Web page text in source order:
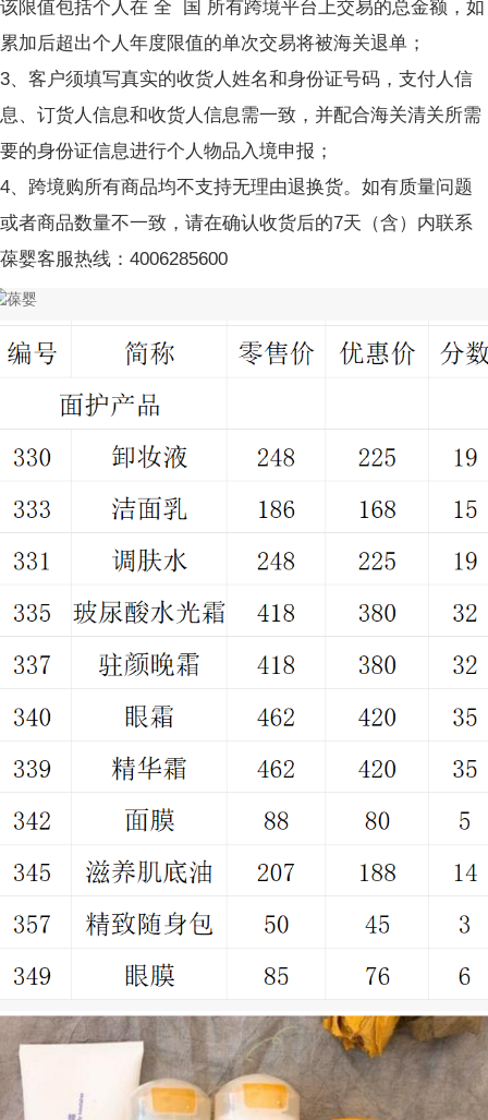
该限值包括个人在 全  国 所有跨境平台上交易的总金额，如
累加后超出个人年度限值的单次交易将被海关退单；
3、客户须填写真实的收货人姓名和身份证号码，支付人信
息、订货人信息和收货人信息需一致，并配合海关清关所需
要的身份证信息进行个人物品入境申报；
4、跨境购所有商品均不支持无理由退换货。如有质量问题
或者商品数量不一致，请在确认收货后的7天（含）内联系
葆婴客服热线：4006285600